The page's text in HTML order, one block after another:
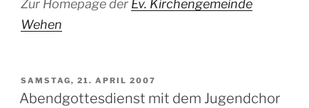
Zur Homepage der Ev. Kirchengemeinde
Wehen
VERÖFFENTLICHT
AM
SAMSTAG, 21. APRIL 2007
Abendgottesdienst mit dem Jugendchor